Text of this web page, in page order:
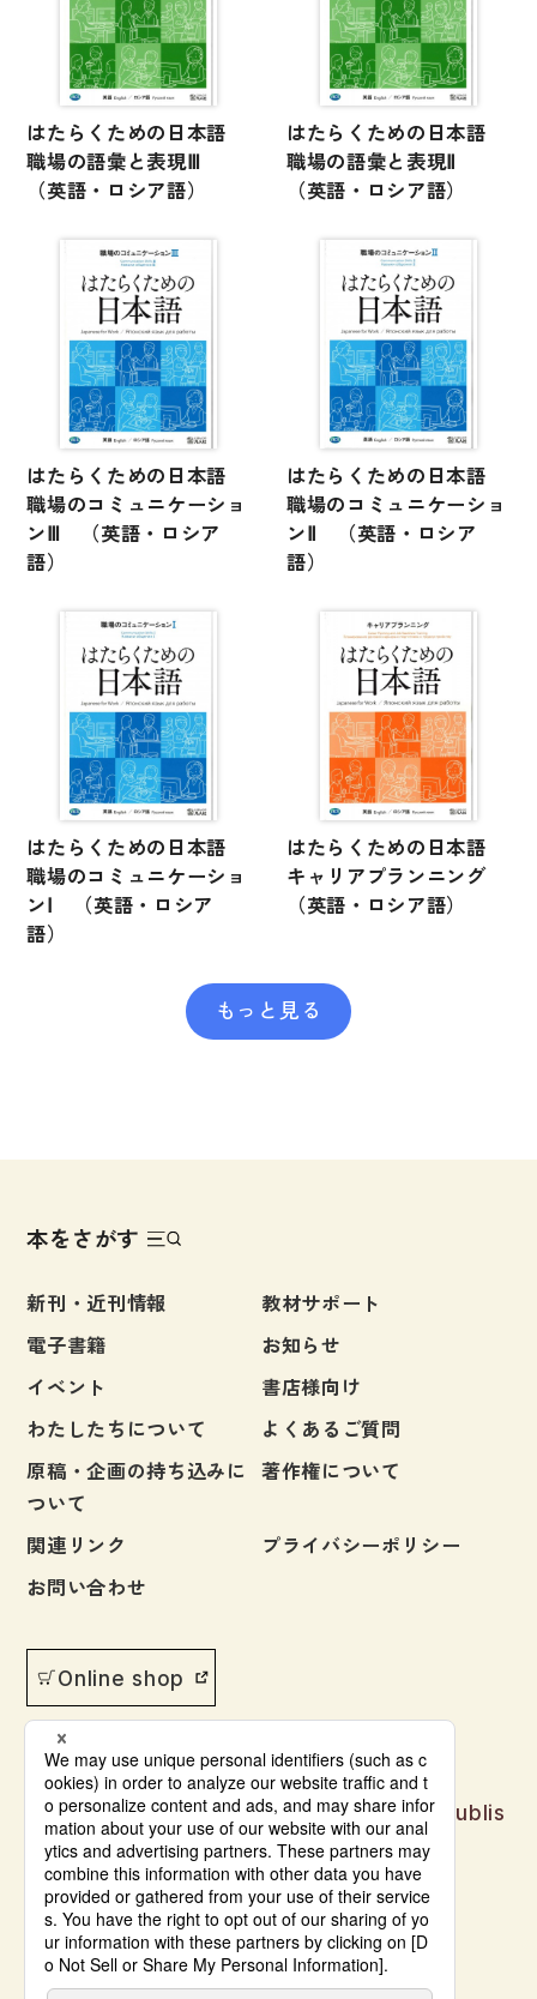
表現・用字用語辞典
比較文化辞典
教師用参考書
日本語教授法
日本語概説
音声・音韻
語彙・意味
文章・談話・表現
表記
言語学
試験対策
日本語教育事情
異文化間コミュニケーション
多言語社会・言語政策
言語の諸相
アカデミック・スキル
定期刊行物
はたらくための日本語
職場の語彙と表現Ⅲ
（英語・ロシア語）
はたらくための日本語
職場の語彙と表現Ⅱ
（英語・ロシア語）
はたらくための日本語
職場のコミュニケーショ
ンⅢ （英語・ロシア
語）
はたらくための日本語
職場のコミュニケーショ
ンⅡ （英語・ロシア
語）
はたらくための日本語
職場のコミュニケーショ
ンⅠ （英語・ロシア
語）
はたらくための日本語
キャリアプランニング
（英語・ロシア語）
もっと見る
本をさがす
新刊・近刊情報
教材サポート
電子書籍
お知らせ
イベント
書店様向け
わたしたちについて
よくあるご質問
原稿・企画の持ち込みに
ついて
著作権について
関連リンク
プライバシーポリシー
お問い合わせ
Online shop
Japanese language learning materials publis
hed by Bonjinsha
© Bonjinsha Co., LTD. All Rights Reserved.